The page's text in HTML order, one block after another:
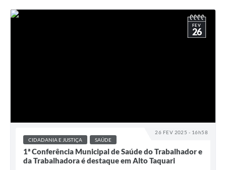
26 FEV 2025 - 16h58
FEV
26
CIDADANIA E JUSTIÇA SAÚDE
1ª Conferência Municipal de Saúde do Trabalhador e
da Trabalhadora é destaque em Alto Taquari